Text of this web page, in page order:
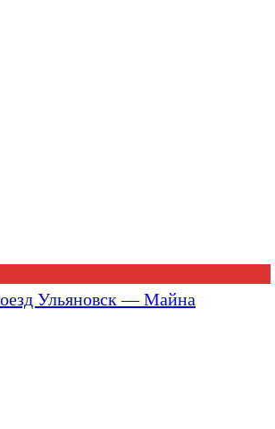
Ульяновск — Майна